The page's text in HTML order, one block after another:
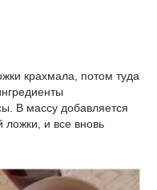
крахмала, потом туда
В массу добавляется
ложки, и все вновь